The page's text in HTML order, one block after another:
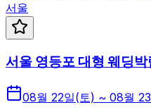
서울
서울 영등포 대형 웨딩박
08월 22일(토) ~ 08월